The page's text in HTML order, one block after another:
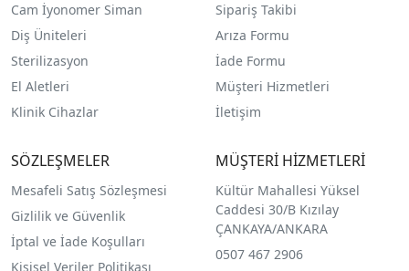
Cam İyonomer Siman
Diş Üniteleri
Sterilizasyon
El Aletleri
Klinik Cihazlar
Sipariş Takibi
Arıza Formu
İade Formu
Müşteri Hizmetleri
İletişim
SÖZLEŞMELER
Mesafeli Satış Sözleşmesi
Gizlilik ve Güvenlik
İptal ve İade Koşulları
Kişisel Veriler Politikası
MÜŞTERİ HİZMETLERİ
Kültür Mahallesi Yüksel
Caddesi 30/B Kızılay
ÇANKAYA/ANKARA
0507 467 2906